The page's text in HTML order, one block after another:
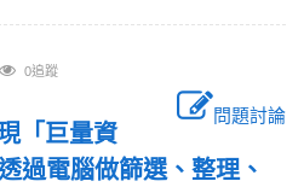
0追蹤
問題討論
「巨量資
過電腦做篩選、整理、